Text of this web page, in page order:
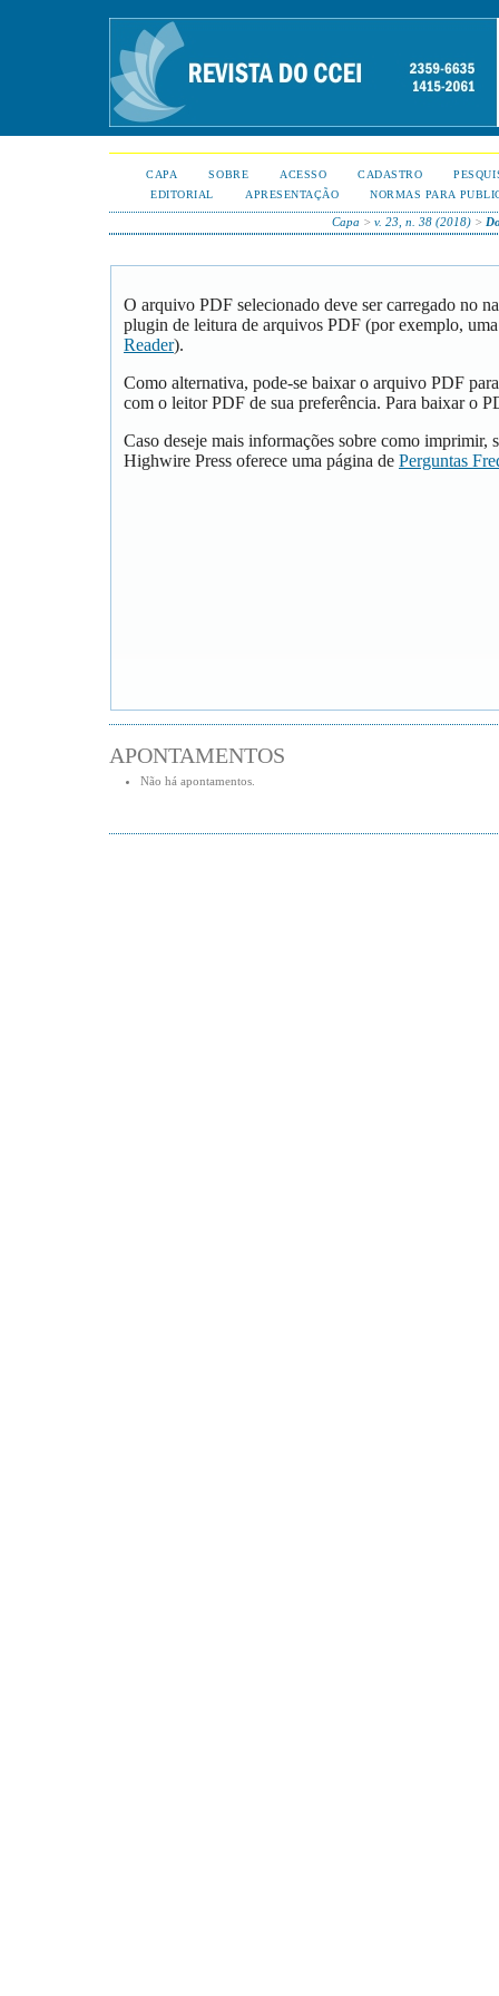
CAPA SOBRE ACESSO CADASTRO
EDITORIAL
APRESENTAÇÃO NORMAS PARA
Capa >v. 23, n. 38 (2018) >
O arquivo PDF selecionado deve ser carregado no
plugin de leitura de arquivos PDF (por exemplo,
Reader).
Como alternativa, pode-se baixar o arquivo PDF
com o leitor PDF de sua preferência. Para baixar o
Caso deseje mais informações sobre como imprimir,
Highwire Press oferece uma página de Perguntas
APONTAMENTOS
Não há apontamentos.